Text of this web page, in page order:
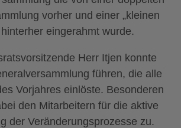
vorher und einer „kleinen
hinterher eingerahmt wurde.
Herr Itjen konnte
führen, die alle
Vorjahres einlöste. Besonderen
den Mitarbeitern für die aktive
der Veränderungsprozesse zu.